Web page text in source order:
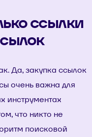
ссылки
Да, закупка ссылок
очень важна для
инструментах
что никто не
поисковой